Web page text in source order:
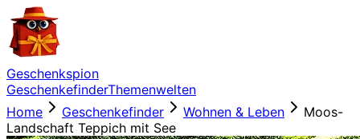
Geschenkspion
GeschenkefinderThemenwelten
Home
Geschenkefinder Wohnen & Leben
Moos-
Landschaft Teppich mit See